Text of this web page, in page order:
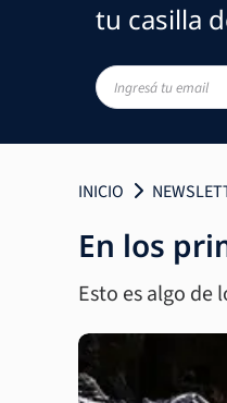
tu casilla
INICIO
En los
Esto es algo de